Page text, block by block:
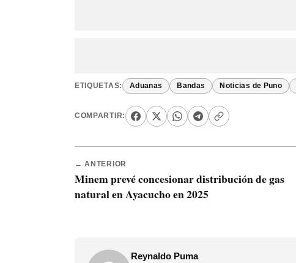
ETIQUETAS: Aduanas Bandas Noticias de Puno
COMPARTIR:
← ANTERIOR
Minem prevé concesionar distribución de gas
natural en Ayacucho en 2025
Reynaldo Puma